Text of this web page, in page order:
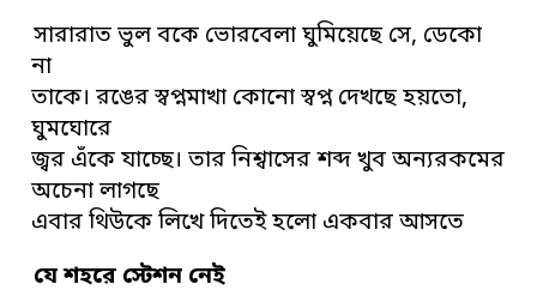
সারারাত ভুল বকে ভোরবেলা ঘুমিয়েছে সে, ডেকো
না
তাকে। রঙের স্বপ্নমাখা কোনো স্বপ্ন দেখছে হয়তো,
ঘুমঘোরে
জ্বর এঁকে যাচ্ছে। তার নিশ্বাসের শব্দ খুব অন্যরকমের
অচেনা লাগছে
এবার থিউকে লিখে দিতেই হলো একবার আসতে
যে শহরে স্টেশন নেই